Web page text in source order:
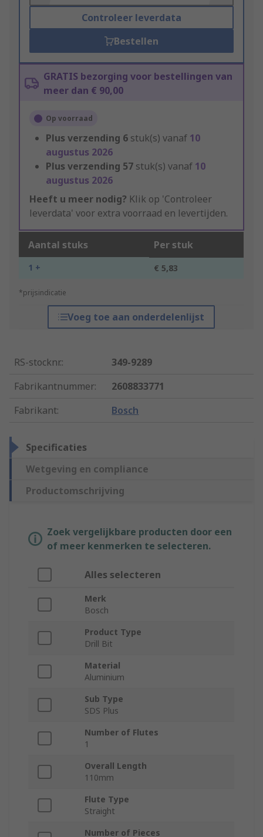
Controleer leverdata
Bestellen
GRATIS bezorging voor bestellingen van
meer dan € 90,00
Op voorraad
Plus verzending 6 stuk(s) vanaf 10
augustus 2026
Plus verzending 57 stuk(s) vanaf 10
augustus 2026
Heeft u meer nodig? Klik op 'Controleer
leverdata' voor extra voorraad en levertijden.
Aantal stuks Per stuk
1 + € 5,83
*prijsindicatie
Voeg toe aan onderdelenlijst
RS-stocknr.:
349-9289
Fabrikantnummer:
2608833771
Fabrikant: Bosch
Specificaties
Wetgeving en compliance
Productomschrijving
Zoek vergelijkbare producten door een
of meer kenmerken te selecteren.
Alles selecteren
Merk
Bosch
Product Type
Drill Bit
Material
Aluminium
Sub Type
SDS Plus
Number of Flutes
1
Overall Length
110mm
Flute Type
Straight
Number of Pieces